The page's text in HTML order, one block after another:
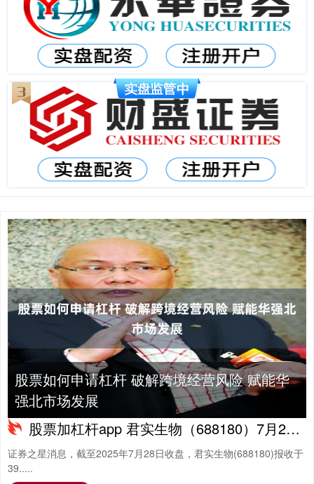
股票如何申请杠杆 破解跨境经营风险 赋能华
强北市场发展
股票加杠杆app 君实生物（688180）7月28日主力资金净买入2635.67万元
证券之星消息，截至2025年7月28日收盘，君实生物(688180)报收于
39.....